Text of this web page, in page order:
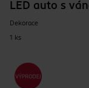
LED auto s
Dekorace
1 ks